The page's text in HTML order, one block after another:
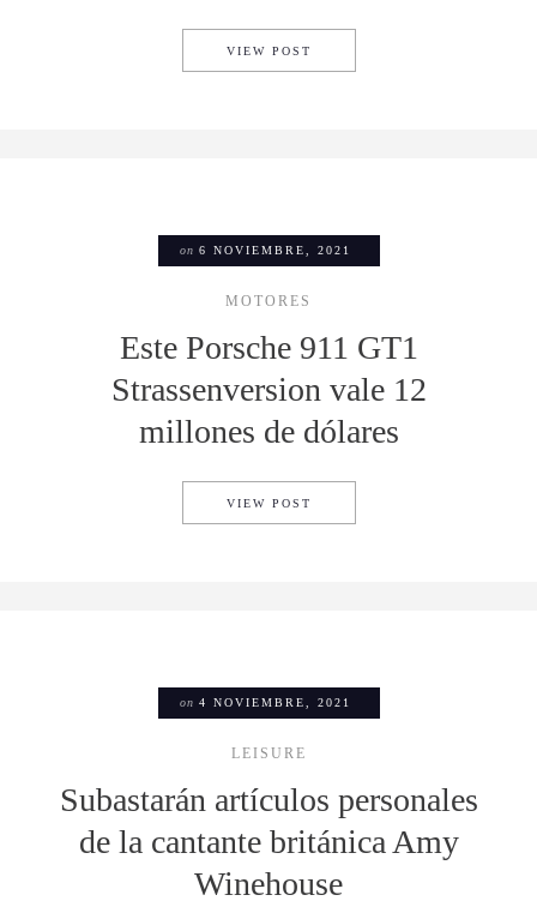
VIEW POST
on 6 NOVIEMBRE, 2021
MOTORES
Este Porsche 911 GT1
Strassenversion vale 12
millones de dólares
VIEW POST
on 4 NOVIEMBRE, 2021
LEISURE
Subastarán artículos personales
de la cantante británica Amy
Winehouse